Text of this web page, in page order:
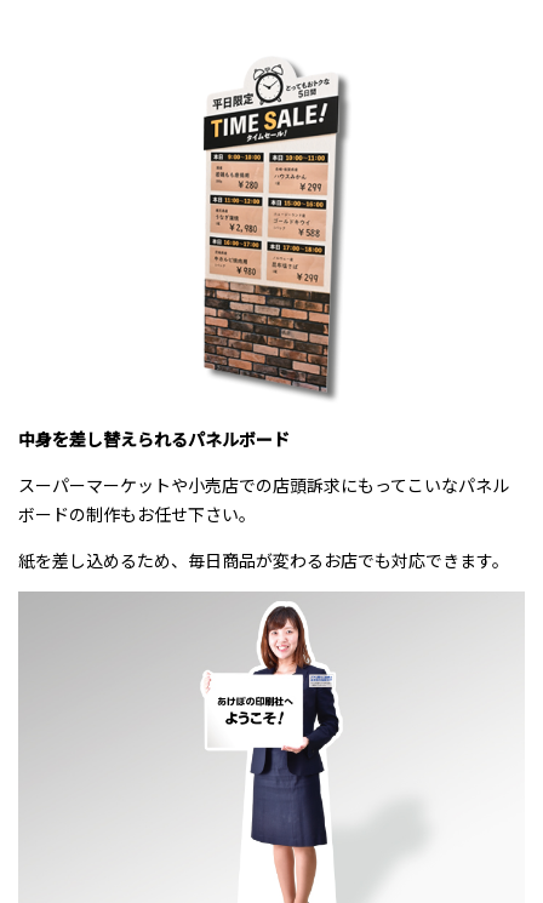
中身を差し替えられるパネルボード
スーパーマーケットや小売店での店頭訴求にもってこいなパネル
ボードの制作もお任せ下さい。
紙を差し込めるため、毎日商品が変わるお店でも対応できます。